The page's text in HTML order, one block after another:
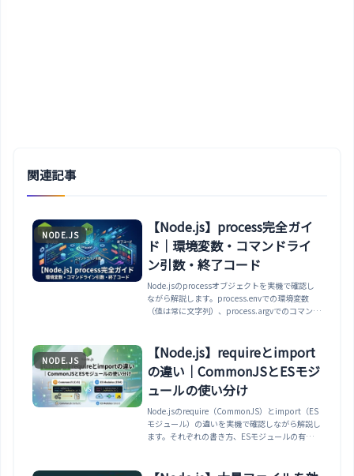
関連記事
NODE.JS
【Node.js】process完全ガイ
ド｜環境変数・コマンドライ
ン引数・終了コード
Node.jsのprocessオブジェクトを実機で確認し
ながら解説します。process.envでの環境変数
（値は常に文字列）、process.argvでのコマンド
platform/version/cwd、標準入出力とシグナル
まで整理します。
NODE.JS
【Node.js】requireとimport
の違い｜CommonJSとESモジ
ュールの使い分け
Node.jsのrequire（CommonJS）とimport（ES
モジュール）の違いを実機で確認しながら解説し
ます。それぞれの書き方、ESモジュールの有効化